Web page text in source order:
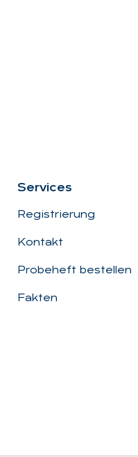
Ser­vices
Registrierung
Kontakt
Probeheft bestellen
Fakten